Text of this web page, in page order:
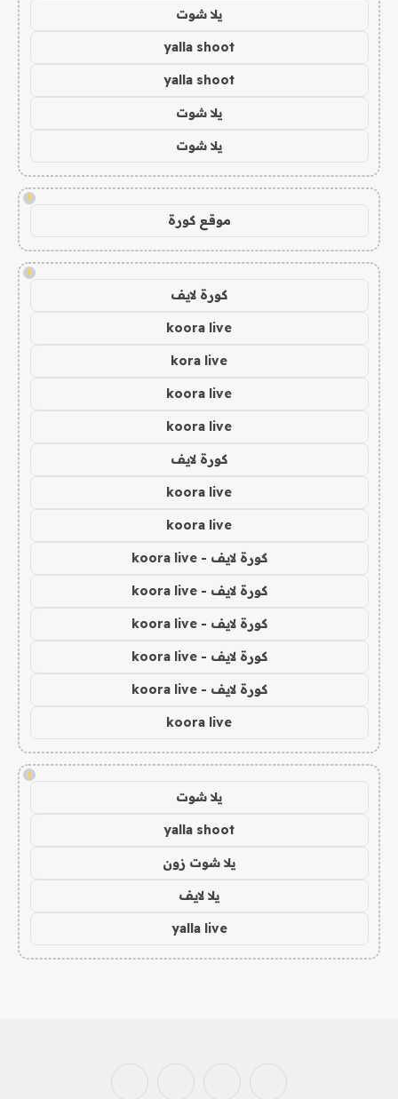
يلا شوت
yalla shoot
yalla shoot
يلا شوت
يلا شوت
!
موقع كورة
!
كورة لايف
koora live
kora live
koora live
koora live
كورة لايف
koora live
koora live
كورة لايف - koora live
كورة لايف - koora live
كورة لايف - koora live
كورة لايف - koora live
كورة لايف - koora live
koora live
!
يلا شوت
yalla shoot
يلا شوت زون
يلا لايف
yalla live